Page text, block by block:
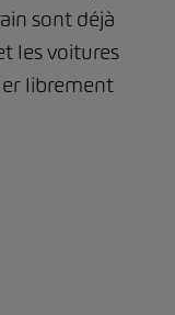
sont déjà
les voitures
librement